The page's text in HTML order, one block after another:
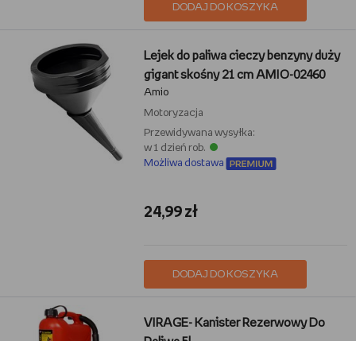
DODAJ DO KOSZYKA
Lejek do paliwa cieczy benzyny duży
gigant skośny 21 cm AMIO-02460
Amio
Motoryzacja
Przewidywana wysyłka:
w 1 dzień rob.
Możliwa dostawa
24,99 zł
DODAJ DO KOSZYKA
VIRAGE- Kanister Rezerwowy Do